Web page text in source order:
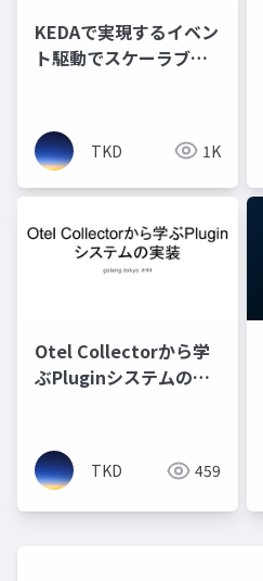
KEDAで実現するイベン
ト駆動でスケーラブル
TKD 1K
Otel Collectorから学
ぶPluginシステムの実
TKD 459